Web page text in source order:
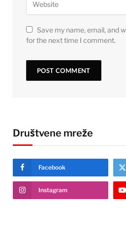
Save my name, email, and
for the next time I comment.
Društvene mreže
Facebook
Instagram